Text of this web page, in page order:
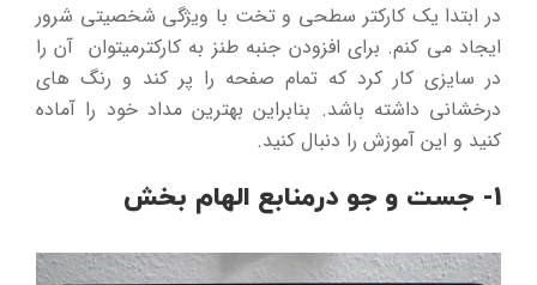
در ابتدا یک کارکتر سطحی و تخت با ویژگی شخصیتی شرور
ایجاد می کنم. برای افزودن جنبه طنز به کارکترمیتوان آن را
در سایزی کار کرد که تمام صفحه را پر کند و رنگ های
درخشانی داشته باشد. بنابراین بهترین مداد خود را آماده
کنید و این آموزش را دنبال کنید.
1- جست و جو درمنابع الهام بخش